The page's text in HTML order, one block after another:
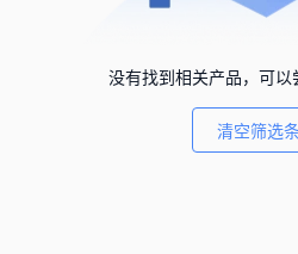
没有找到相关产品，可
清空筛选